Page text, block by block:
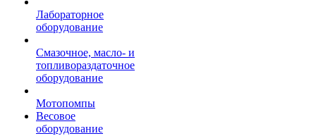
Лабораторное
оборудование
Смазочное, масло- и
топливораздаточное
оборудование
Мотопомпы
Весовое
оборудование